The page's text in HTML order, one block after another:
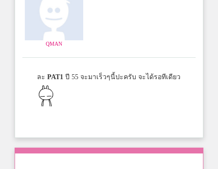
QMAN
ละ PAT1 ปี 55 จะมาเร็วๆนี้ปะครับ จะได้รอทีเดียว